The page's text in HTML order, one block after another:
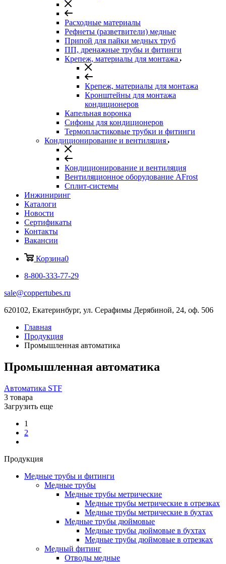
Расходные материалы
Рефнеты (разветвители) медные
Припой для пайки медных труб
ПП, дренажные трубы и фитинги
Крепеж, материалы для монтажа
Крепеж, материалы для монтажа
Кронштейны для монтажа
кондиционеров
Капельная воронка
Сифоны для кондиционеров
Термопластиковые трубки и фитинги
Кондиционирование и вентиляция
Кондиционирование и вентиляция
Вентиляционное оборудование AFrost
Сплит-системы
Инжиниринг
Каталоги
Новости
Сертификаты
Контакты
Вакансии
Корзина0
8-800-333-77-29
sale@coppertubes.ru
620102, Екатеринбург, ул. Серафимы Дерябиной, 24, оф. 506
Главная
Продукция
Промышленная автоматика
Промышленная автоматика
Автоматика STF
3 товара
Загрузить еще
1
2
Продукция
Медные трубы и фитинги
Медные трубы
Медные трубы метрические
Медные трубы метрические в отрезках
Медные трубы метрические в бухтах
Медные трубы дюймовые
Медные трубы дюймовые в бухтах
Медные трубы дюймовые в отрезках
Медный фитинг
Отводы медные